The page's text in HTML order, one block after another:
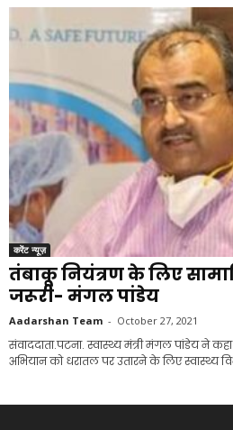
करेंट न्यूज़
तंबाकू नियंत्रण के लिए
जरूरी- मंगल पांडेय
Aadarshan Team - October 27, 2021
संवाददाता.पटना. स्वास्थ्य मंत्री मंगल पांडेय ने
अभियान को धरातल पर उतारने के लिए स्वास्थ्य